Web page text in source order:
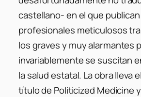
castellano- en el que
profesionales meticulosos
los graves y muy alarmantes
invariablemente se suscitan
la salud estatal. La obra lleva
título de Politicized Medicine